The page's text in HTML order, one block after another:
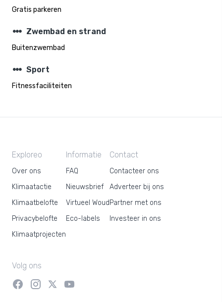
Gratis parkeren
steppers Zwembad en strand
Buitenzwembad
steppers Sport
Fitnessfaciliteiten
Exploreo
Over ons
Klimaatactie
Klimaatbelofte
Privacybelofte
Klimaatprojecten
Informatie
FAQ
Nieuwsbrief
Virtueel Woud
Eco-labels
Contact
Contacteer ons
Adverteer bij ons
Partner met ons
Investeer in ons
Volg ons